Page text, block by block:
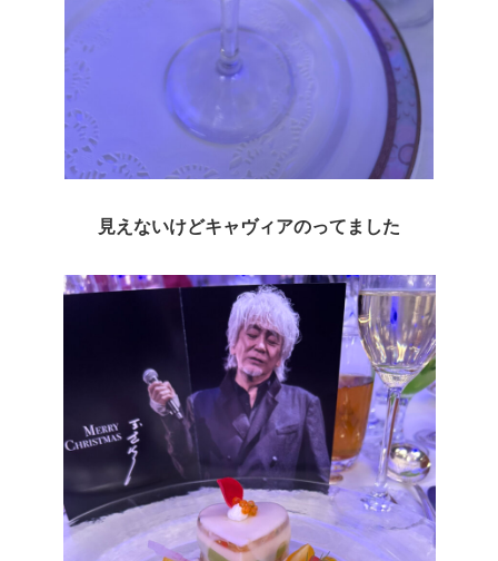
見えないけどキャヴィアのってました